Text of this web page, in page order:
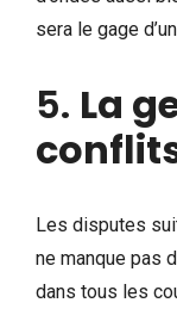
sera le gage
5. La
Les disputes
ne manque pas
dans tous les